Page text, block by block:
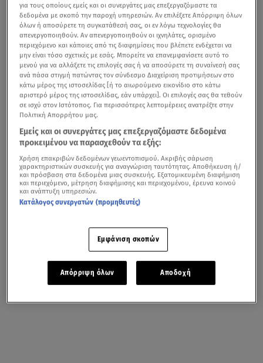
για τους οποίους εμείς και οι συνεργάτες μας επεξεργαζόμαστε τα
δεδομένα με σκοπό την παροχή υπηρεσιών. Αν επιλέξετε Απόρριψη όλων
όλων ή αποσύρετε τη συγκατάθεσή σας, οι εν λόγω τεχνολογίες θα
απενεργοποιηθούν. Αν απενεργοποιηθούν οι ιχνηλάτες, ορισμένο
περιεχόμενο και κάποιες από τις διαφημίσεις που βλέπετε ενδέχεται να
μην είναι τόσο σχετικές με εσάς. Μπορείτε να επανεμφανίσετε αυτό το
μενού για να αλλάξετε τις επιλογές σας ή να αποσύρετε τη συναίνεσή σας
ανά πάσα στιγμή πατώντας τον σύνδεσμο Διαχείριση προτιμήσεων στο
κάτω μέρος της ιστοσελίδας [ή το αιωρούμενο εικονίδιο στο κάτω
αριστερό μέρος της ιστοσελίδας, εάν υπάρχει]. Οι επιλογές σας θα τεθούν
σε ισχύ στον Ιστότοπος. Για περισσότερες λεπτομέρειες ανατρέξτε στην
Πολιτική Απορρήτου μας.
Εμείς και οι συνεργάτες μας επεξεργαζόμαστε δεδομένα
προκειμένου να παρασχεθούν τα εξής:
Χρήση επακριβών δεδομένων γεωεντοπισμού. Ακριβής σάρωση
χαρακτηριστικών συσκευής για αναγνώριση ταυτότητας. Αποθήκευση ή/
και πρόσβαση στα δεδομένα μιας συσκευής. Εξατομικευμένη διαφήμιση
και περιεχόμενο, μέτρηση διαφήμισης και περιεχομένου, έρευνα κοινού
και ανάπτυξη υπηρεσιών.
Κατάλογος συνεργατών (προμηθευτές)
Εμφάνιση σκοπών
Απόρριψη όλων Αποδοχή